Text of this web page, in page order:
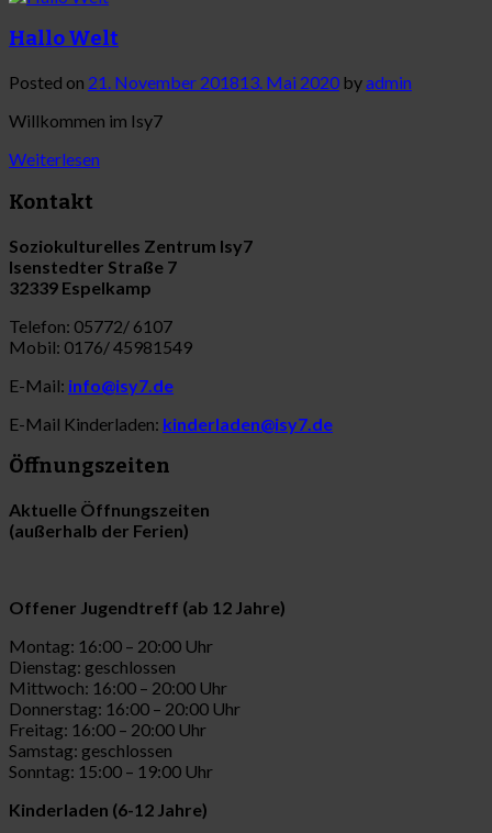
Hallo Welt
Posted on 21. November 201813. Mai 2020 byadmin
Willkommen im Isy7
Weiterlesen
Kontakt
Soziokulturelles Zentrum Isy7
Isenstedter Straße 7
32339 Espelkamp
Telefon: 05772/ 6107
Mobil: 0176/ 45981549
E-Mail: info@isy7.de
E-Mail Kinderladen: kinderladen@isy7.de
Öffnungszeiten
Aktuelle Öffnungszeiten
(außerhalb der Ferien)
Offener Jugendtreff (ab 12 Jahre)
Montag: 16:00 – 20:00 Uhr
Dienstag: geschlossen
Mittwoch: 16:00 – 20:00 Uhr
Donnerstag: 16:00 – 20:00 Uhr
Freitag: 16:00 – 20:00 Uhr
Samstag: geschlossen
Sonntag: 15:00 – 19:00 Uhr
Kinderladen (6-12 Jahre)